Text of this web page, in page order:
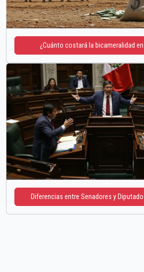
¿Cuánto costará la bicameralidad en
Diferencias entre Senadores y